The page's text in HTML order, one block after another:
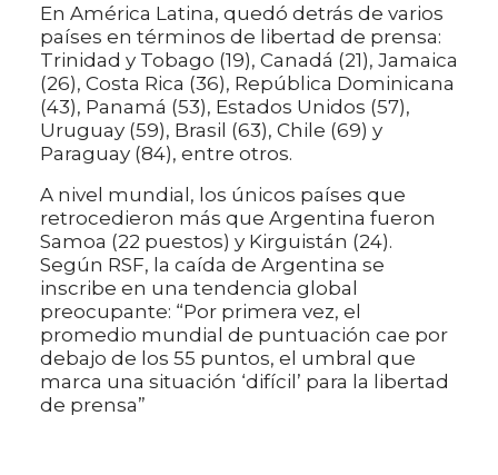
En América Latina, quedó detrás de varios
países en términos de libertad de prensa:
Trinidad y Tobago (19), Canadá (21), Jamaica
(26), Costa Rica (36), República Dominicana
(43), Panamá (53), Estados Unidos (57),
Uruguay (59), Brasil (63), Chile (69) y
Paraguay (84), entre otros.
A nivel mundial, los únicos países que
retrocedieron más que Argentina fueron
Samoa (22 puestos) y Kirguistán (24).
Según RSF, la caída de Argentina se
inscribe en una tendencia global
preocupante: “Por primera vez, el
promedio mundial de puntuación cae por
debajo de los 55 puntos, el umbral que
marca una situación ‘difícil’ para la libertad
de prensa”